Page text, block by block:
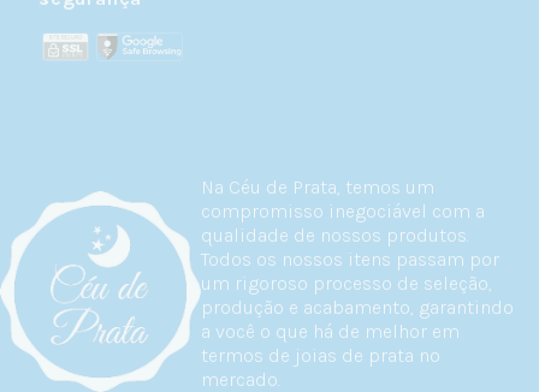
Na Céu de Prata, temos um
compromisso inegociável com a
qualidade de nossos produtos.
Todos os nossos itens passam por
um rigoroso processo de seleção,
produção e acabamento, garantindo
a você o que há de melhor em
termos de joias de prata no
mercado.